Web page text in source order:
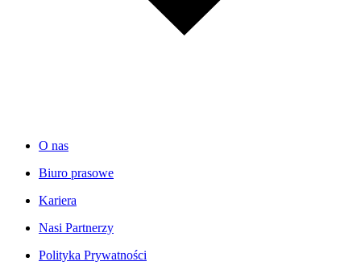
O nas
Biuro prasowe
Kariera
Nasi Partnerzy
Polityka Prywatności